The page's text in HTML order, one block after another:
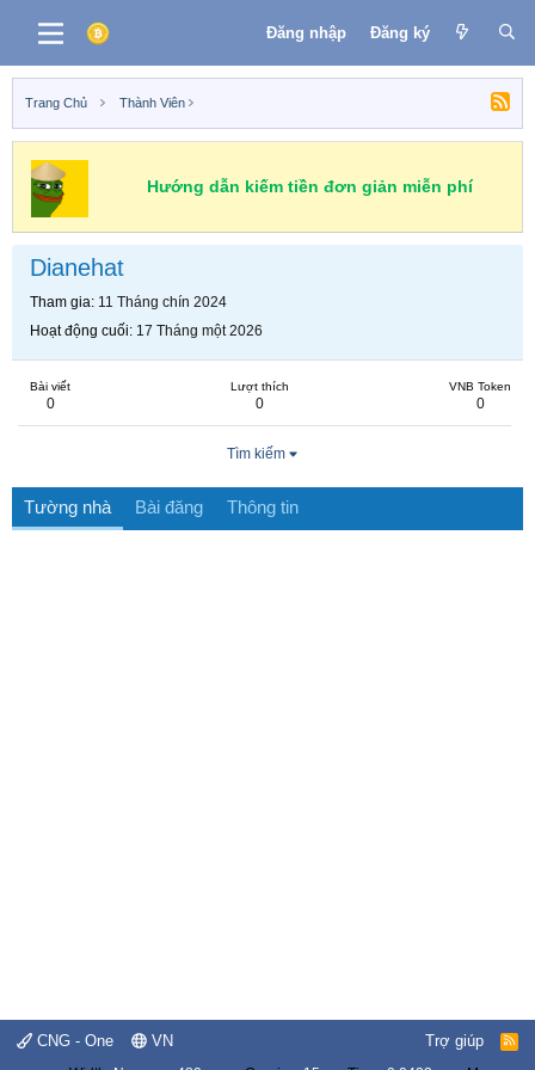
Đăng nhập Đăng ký
Trang Chủ Thành Viên
Hướng dẫn kiếm tiền đơn giản miễn phí
Dianehat
Tham gia 11 Tháng chín 2024
Hoạt động cuối 17 Tháng một 2026
Bài viết
0
Lượt thích
0
VNB Token
0
Tìm kiếm
Tường nhà Bài đăng Thông tin
CNG - One VN Trợ giúp
R